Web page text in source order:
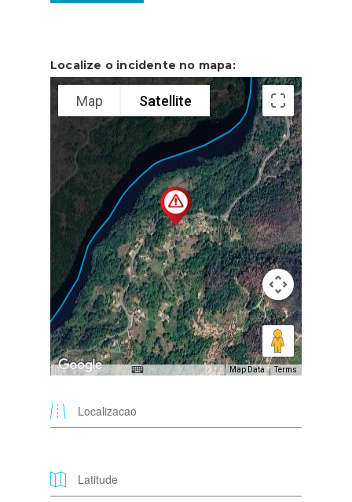
Localize o incidente no mapa:
Map Satellite
Map Data Terms